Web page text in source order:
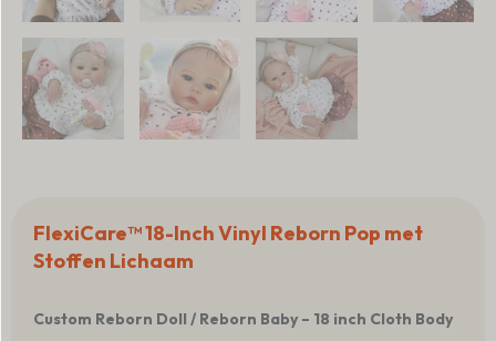
FlexiCare™ 18-Inch Vinyl Reborn Pop met
Stoffen Lichaam
Custom Reborn Doll / Reborn Baby – 18 inch Cloth Body